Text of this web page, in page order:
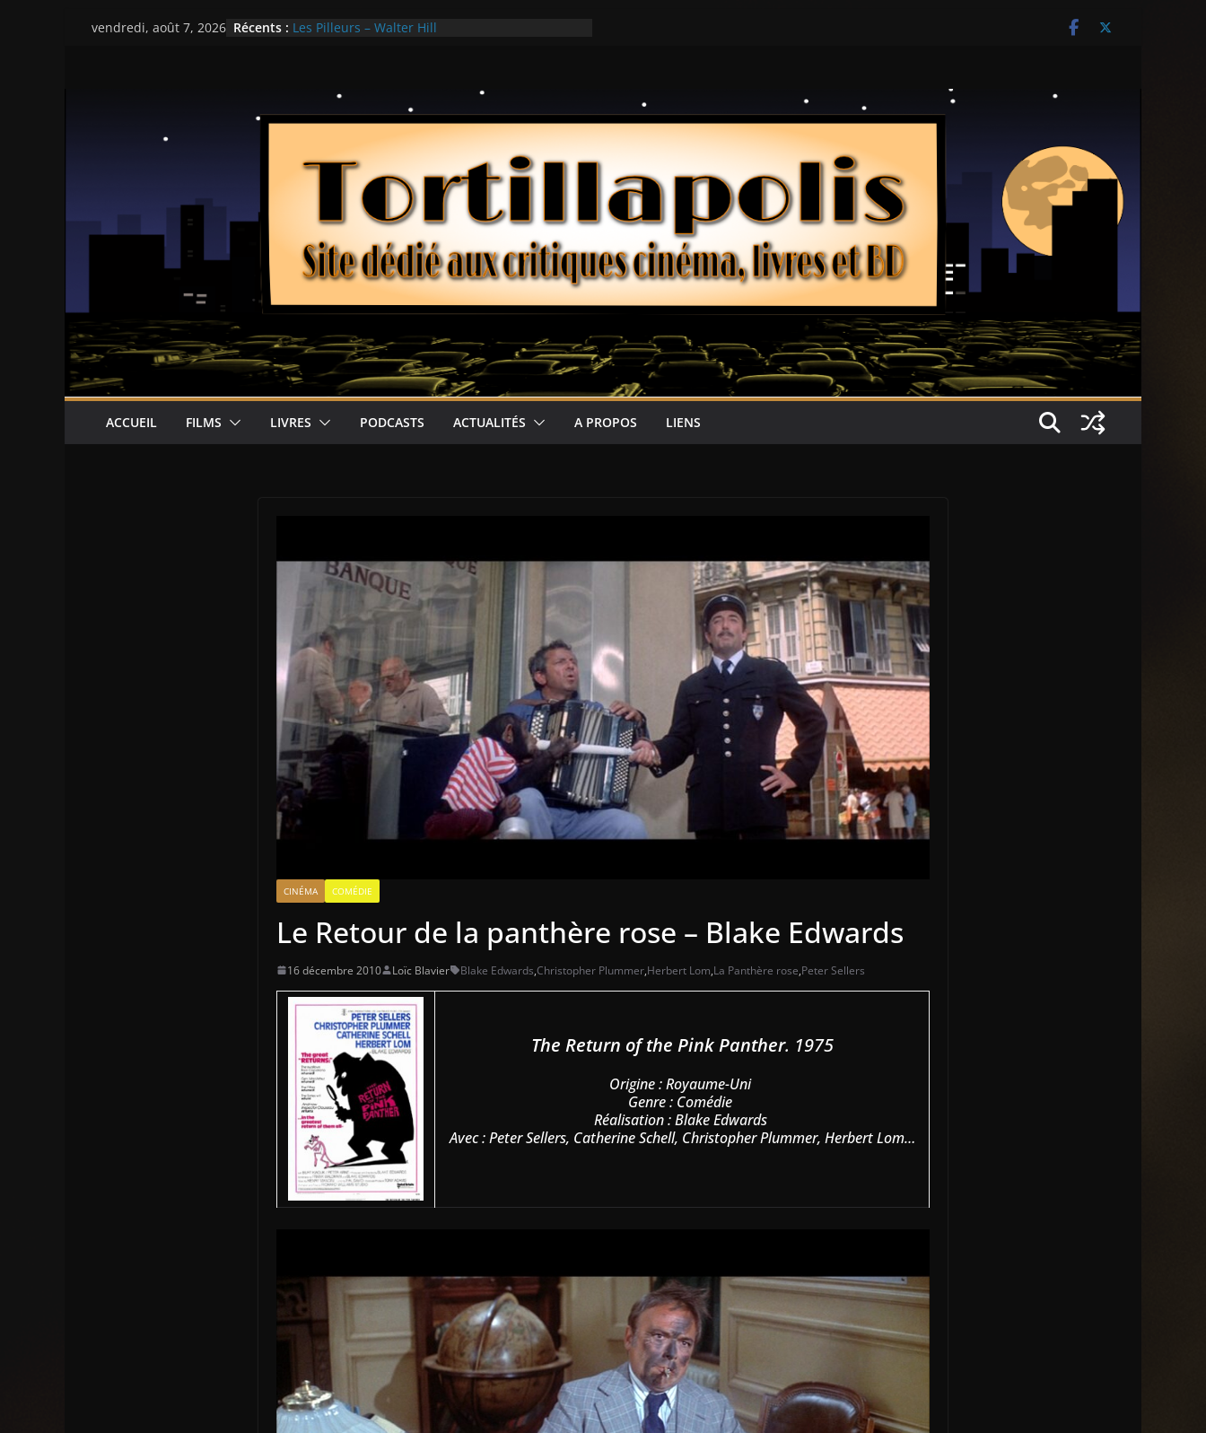
Passervendredi, août 7, 2026 Récents : Les Pilleurs – Walter Hill
Ça chauffe au lycée Ridgemont – Amy Heckerling
ACCUEIL FILMS LIVRES PODCASTS ACTUALITÉS A PROPOS LIENS
CINÉMA COMÉDIE
Le Retour de la panthère rose – Blake Edwards
16 décembre 2010 Loïc Blavier Blake Edwards,Christopher Plummer,Herbert Lom,La Panthère rose,Peter Sellers
The Return of the Pink Panther. 1975
Origine : Royaume-Uni
Genre : Comédie
Réalisation : Blake Edwards
Avec : Peter Sellers, Catherine Schell, Christopher Plummer, Herbert Lom…